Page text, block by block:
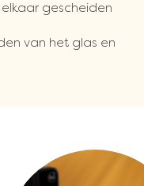
gescheiden
van het glas en